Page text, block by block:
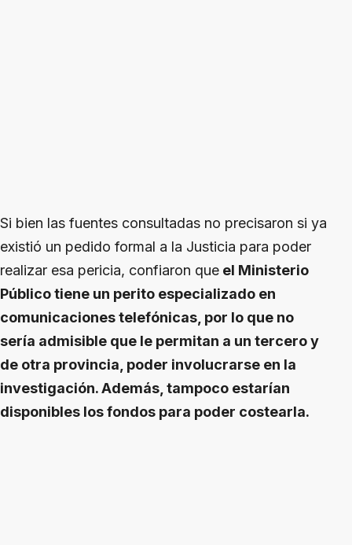
Si bien las fuentes consultadas no precisaron si ya
existió un pedido formal a la Justicia para poder
realizar esa pericia, confiaron que el Ministerio
Público tiene un perito especializado en
comunicaciones telefónicas, por lo que no
sería admisible que le permitan a un tercero y
de otra provincia, poder involucrarse en la
investigación. Además, tampoco estarían
disponibles los fondos para poder costearla.